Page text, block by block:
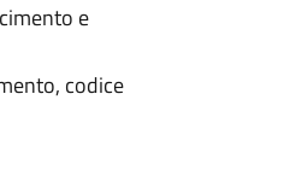
e
codice